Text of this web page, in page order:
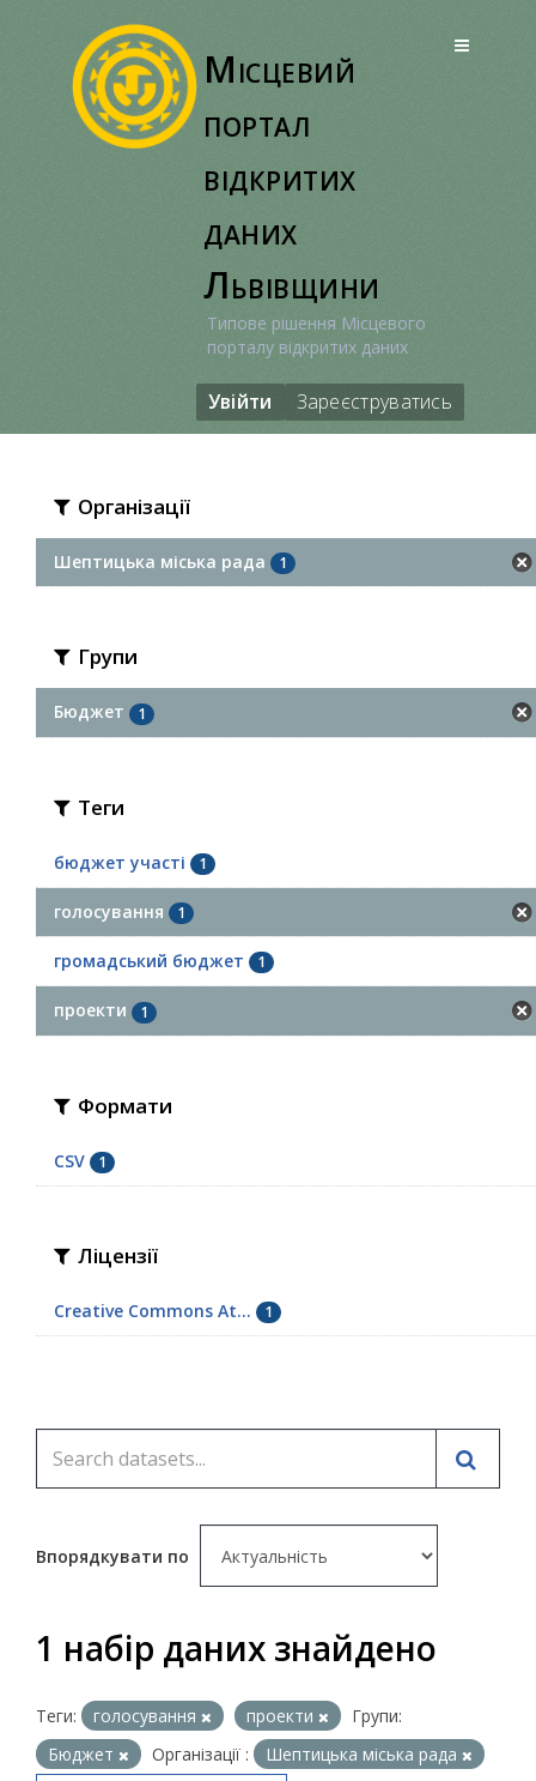
Місцевий
портал
відкритих
даних
Львівщини
Типове рішення Місцевого
порталу відкритих даних
Увійти Зареєструватись
Організації
Шептицька міська рада 1
Групи
Бюджет 1
Теги
бюджет участі 1
голосування 1
громадський бюджет 1
проекти 1
Формати
CSV 1
Ліцензії
Creative Commons At... 1
Впорядкувати по
1 набір даних знайдено
Теги: голосування проекти
Групи:
Бюджет
Організації :
Шептицька міська рада